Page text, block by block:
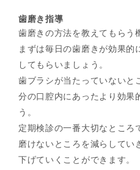
歯磨き指導
歯磨きの方法を教えてもらう
まずは毎日の歯磨きが効果的
してもらいましょう。
歯ブラシが当たっていないと
分の口腔内にあったより効果
う。
定期検診の一番大切なところ
磨けないところを減らしてい
下げていくことができます。